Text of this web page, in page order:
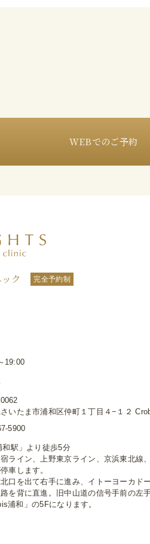
WEBでのご予約
ク 完全予約制
19:00
いたま市浦和区仲町１丁目４−１２
5900
和駅」より徒歩5分
ライン、上野東京ライン、京浜東北線
車します。
口を出て右手に進み、イトーヨーカド
を背に直進。旧中山道の信号手前の左
浦和」の5Fになります。